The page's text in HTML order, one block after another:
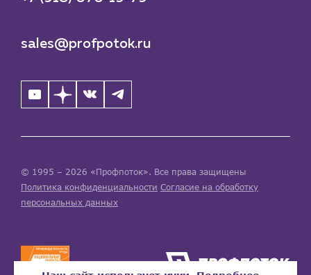
sales@profpotok.ru
© 1995 – 2026 «Профпоток». Все права защищены
Политика конфиденциальности Согласие на обработку
персональных данных